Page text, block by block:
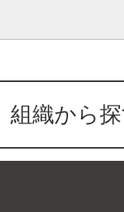
組織から